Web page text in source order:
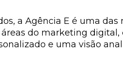
a Agência E é uma das
do marketing digital,
e uma visão